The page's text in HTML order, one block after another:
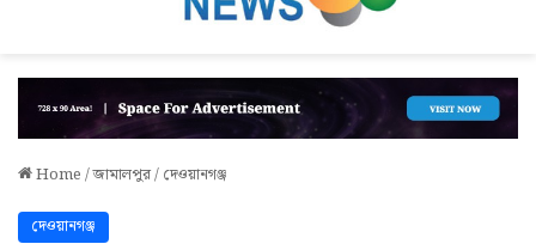
Home/জামালপুর/দেওয়ানগঞ্জ
দেওয়ানগঞ্জ